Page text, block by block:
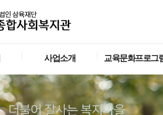
사업소개 교육문화프로그